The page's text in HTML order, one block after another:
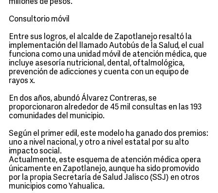
millones de pesos.
Consultorio móvil
Entre sus logros, el alcalde de Zapotlanejo resaltó la
implementación del llamado Autobús de la Salud, el cual
funciona como una unidad móvil de atención médica, que
incluye asesoría nutricional, dental, oftalmológica,
prevención de adicciones y cuenta con un equipo de
rayos x.
En dos años, abundó Álvarez Contreras, se
proporcionaron alrededor de 45 mil consultas en las 193
comunidades del municipio.
Según el primer edil, este modelo ha ganado dos premios:
uno a nivel nacional, y otro a nivel estatal por su alto
impacto social.
Actualmente, este esquema de atención médica opera
únicamente en Zapotlanejo, aunque ha sido promovido
por la propia Secretaría de Salud Jalisco (SSJ) en otros
municipios como Yahualica.